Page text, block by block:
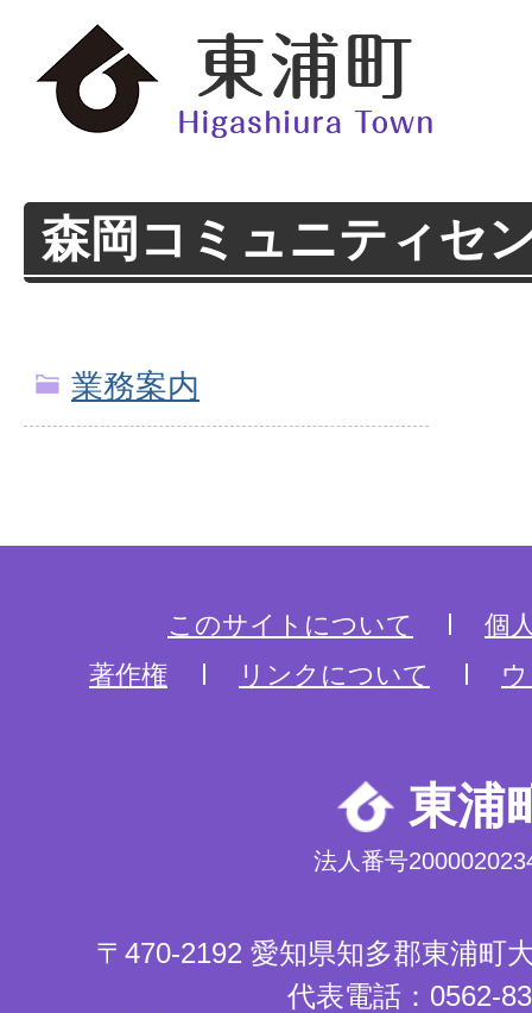
森岡コミュニティセ
業務案内
このサイトについて
個
著作権
リンクについて
東浦
法人番号
〒470-2192 愛知県知多郡東浦町
代表電話：0562-